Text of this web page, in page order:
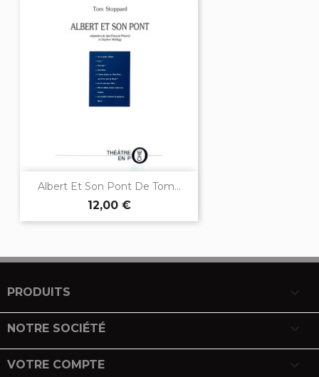
Albert Et Son Pont De Tom...
12,00 €
PRODUITS 
NOTRE SOCIÉTÉ 
VOTRE COMPTE 